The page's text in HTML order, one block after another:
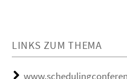
LINKS ZUM THEMA